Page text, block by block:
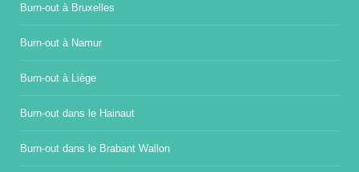
Burn-out à Bruxelles
Burn-out à Namur
Burn-out à Liège
Burn-out dans le Hainaut
Burn-out dans le Brabant Wallon